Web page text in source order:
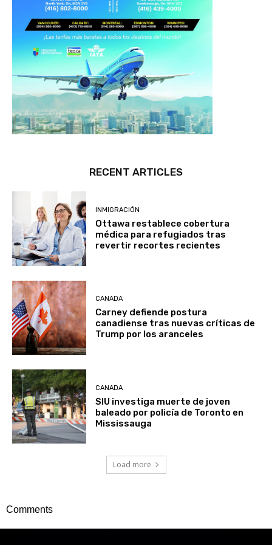
RECENT ARTICLES
INMIGRACIÓN
Ottawa restablece cobertura
médica para refugiados tras
revertir recortes recientes
CANADA
Carney defiende postura
canadiense tras nuevas críticas de
Trump por los aranceles
CANADA
SIU investiga muerte de joven
baleado por policía de Toronto en
Mississauga
Load more
Comments